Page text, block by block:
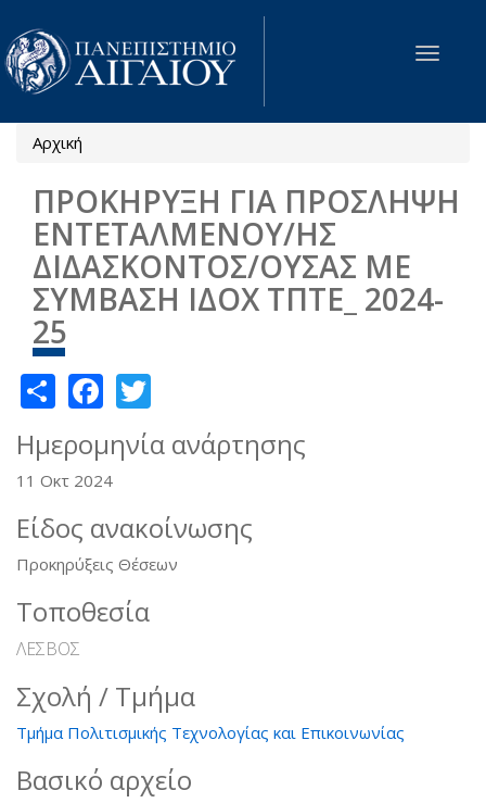
Παράκαμψη προς το κυρίως περιεχόμενο
Toggle
Είστε εδώ
Αρχική
ΠΡΟΚΗΡΥΞΗ ΓΙΑ ΠΡΟΣΛΗΨΗ
ΕΝΤΕΤΑΛΜΕΝΟΥ/ΗΣ
ΔΙΔΑΣΚΟΝΤΟΣ/ΟΥΣΑΣ ΜΕ
ΣΥΜΒΑΣΗ ΙΔΟΧ ΤΠΤΕ_ 2024-
25
ShareFacebook
Ημερομηνία ανάρτησης
11 Οκτ 2024
Είδος ανακοίνωσης
Προκηρύξεις Θέσεων
Τοποθεσία
ΛΕΣΒΟΣ
Σχολή / Τμήμα
Τμήμα Πολιτισμικής Τεχνολογίας και Επικοινωνίας
Βασικό αρχείο